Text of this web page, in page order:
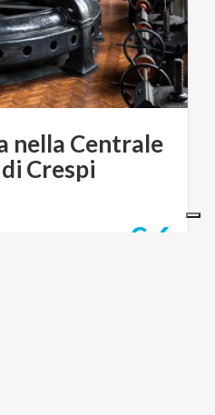
nella Centrale
Crespi
€ 6